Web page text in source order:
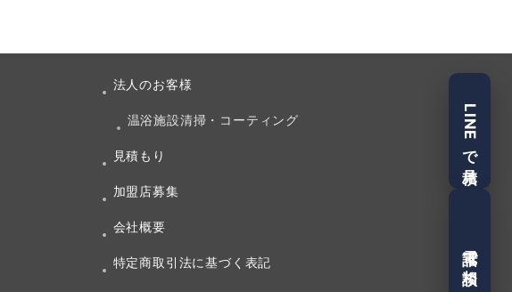
法人のお客様
温浴施設清掃・コーティング
見積もり
加盟店募集
会社概要
特定商取引法に基づく表記
LINEで見積
電話で相談